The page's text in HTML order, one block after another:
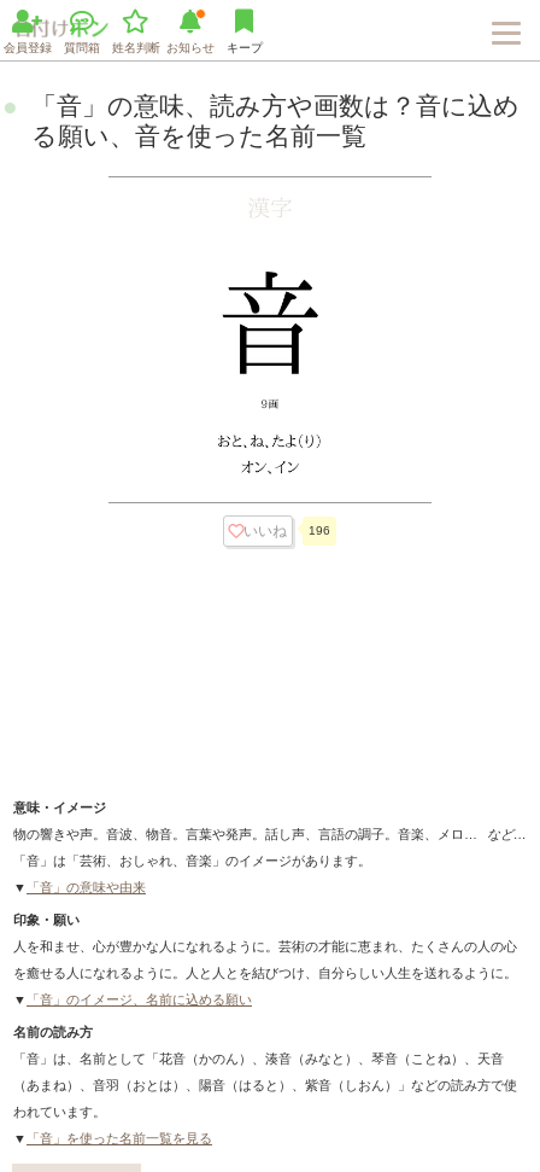
会員登録 質問箱 姓名判断 お知らせ キープ
「音」の意味、読み方や画数は？音に込め
る願い、音を使った名前一覧
いいね 196
意味・イメージ
など…
「音」は「芸術、おしゃれ、音楽」のイメージがあります。
▼
「音」の意味や由来
印象・願い
人を和ませ、心が豊かな人になれるように。芸術の才能に恵まれ、たくさんの人の心
を癒せる人になれるように。人と人とを結びつけ、自分らしい人生を送れるように。
▼
「音」のイメージ、名前に込める願い
名前の読み方
「音」は、名前として「花音（かのん）、湊音（みなと）、琴音（ことね）、天音
（あまね）、音羽（おとは）、陽音（はると）、紫音（しおん）」などの読み方で使
われています。
▼
「音」を使った名前一覧を見る